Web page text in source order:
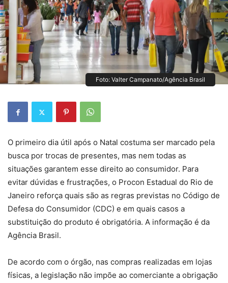
Foto: Valter Campanato/Agência Brasil
O primeiro dia útil após o Natal costuma ser marcado pela
busca por trocas de presentes, mas nem todas as
situações garantem esse direito ao consumidor. Para
evitar dúvidas e frustrações, o Procon Estadual do Rio de
Janeiro reforça quais são as regras previstas no Código de
Defesa do Consumidor (CDC) e em quais casos a
substituição do produto é obrigatória. A informação é da
Agência Brasil.
De acordo com o órgão, nas compras realizadas em lojas
físicas, a legislação não impõe ao comerciante a obrigação